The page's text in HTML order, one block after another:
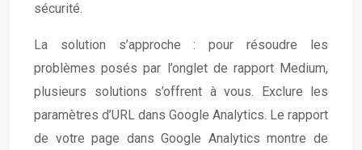
sécurité.
La solution s’approche : pour résoudre les
problèmes posés par l’onglet de rapport Medium,
plusieurs solutions s’offrent à vous. Exclure les
paramètres d’URL dans Google Analytics. Le rapport
de votre page dans Google Analytics montre de